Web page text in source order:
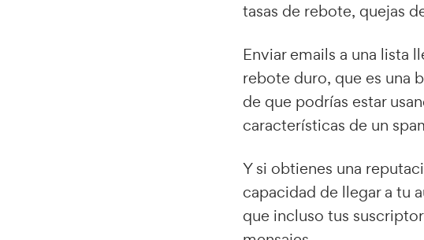
tasas de rebote, quejas
Enviar emails a una lista
rebote duro, que es una
de que podrías estar
características de un
Y si obtienes una
capacidad de llegar a tu
que incluso tus